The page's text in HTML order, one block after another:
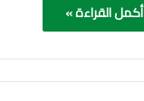
أكمل القراءة »